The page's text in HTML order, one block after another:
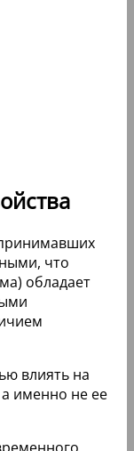
что
обладает
влиять на
именно не ее